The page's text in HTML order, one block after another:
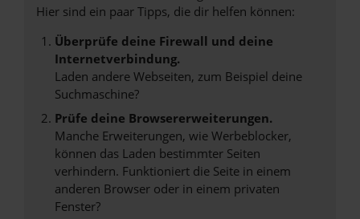
Hier sind ein paar Tipps, die dir helfen können:
Überprüfe deine Firewall und deine
Internetverbindung.
Laden andere Webseiten, zum Beispiel deine
Suchmaschine?
Prüfe deine Browsererweiterungen.
Manche Erweiterungen, wie Werbeblocker,
können das Laden bestimmter Seiten
verhindern. Funktioniert die Seite in einem
anderen Browser oder in einem privaten
Fenster?